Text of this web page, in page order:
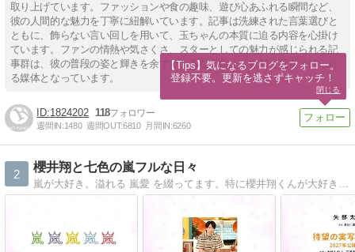
取り上げています。ファッションや食の趣味、遊び心あふれる瞬間など、
彼の人間的な魅力を丁寧に紐解いています。記事は洗練された言葉選びと
ともに、飾らない言い回しを用いて、玉ちゃんの本質に迫る内容を心掛け
ています。ファンの情熱や気さくさ、スターとしての魅力が感じられる記
事群は、彼の普段の姿と輝きを余すところなく伝え、自然と惹きつけられ
る媒体となっています。
1824202 118
週間IN:1480 週間OUT:6810 月間IN:6260
2
櫻井翔と七色の嵐フルな日々
【Tips】気になるブログをフォロー。
登録不要。更新を逃さずキャッチ！
閉じる